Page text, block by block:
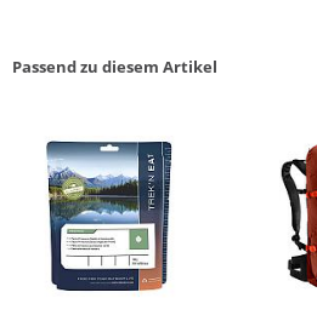
Passend zu diesem Artikel